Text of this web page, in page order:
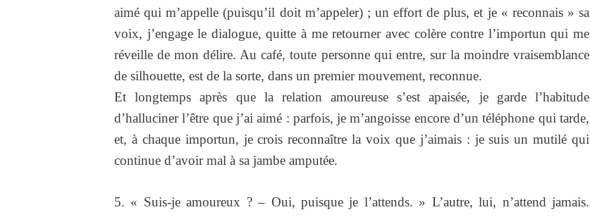
aimé qui m’appelle (puisqu’il doit m’appeler) ; un effort de plus, et je « reconnais » sa
voix, j’engage le dialogue, quitte à me retourner avec colère contre l’importun qui me
réveille de mon délire. Au café, toute personne qui entre, sur la moindre vraisemblance
de silhouette, est de la sorte, dans un premier mouvement, reconnue.
Et longtemps après que la relation amoureuse s’est apaisée, je garde l’habitude
d’halluciner l’être que j’ai aimé : parfois, je m’angoisse encore d’un téléphone qui tarde,
et, à chaque importun, je crois reconnaître la voix que j’aimais : je suis un mutilé qui
continue d’avoir mal à sa jambe amputée.
5. « Suis-je amoureux ? – Oui, puisque je l’attends. » L’autre, lui, n’attend jamais.